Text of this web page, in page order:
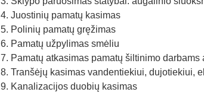
4. Juostinių pamatų kasimas
5. Polinių pamatų gręžimas
6. Pamatų užpylimas smėliu
7. Pamatų atkasimas pamatų šiltinimo darbams
8. Tranšėjų kasimas vandentiekiui, dujotiekiui,
9. Kanalizacijos duobių kasimas